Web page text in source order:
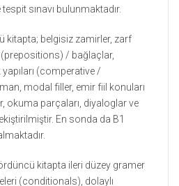
sınavı bulunmaktadır.
kitapta; belgisiz zamirler, zarf
(prepositions) / bağlaçlar,
(comperative /
modal filler, emir fiil konuları
okuma parçaları, diyaloglar ve
En sonda da B1
kitapta ileri düzey gramer
(conditionals), dolaylı